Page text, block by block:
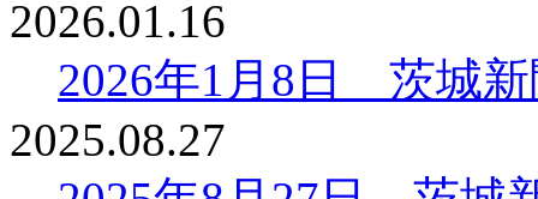
2026.01.16
2026年1月8日 茨城
2025.08.27